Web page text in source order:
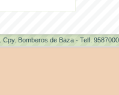
. Cpy. Bomberos de Baza - Telf.